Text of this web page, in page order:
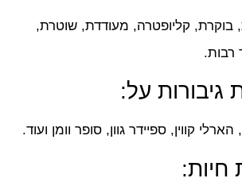
בוקרת, קליופטרה, מעודדת, שוטרת,
רבות.
גיבורות על:
הארלי קווין, ספיידר גוון, סופר וומן ועוד.
חיות: